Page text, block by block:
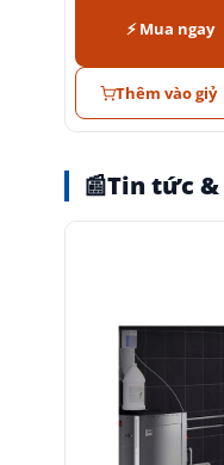
⚡ Mua ngay
Thêm vào giỷ
📰Tin tức